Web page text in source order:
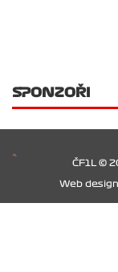
SPONZOŘI
ČF1L ©
Web